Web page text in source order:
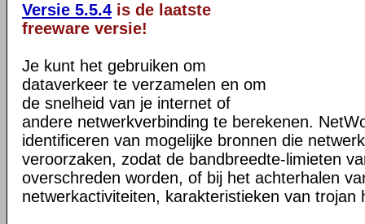
Versie 5.5.4 is de laatste
freeware versie!
Je kunt het gebruiken om
dataverkeer te verzamelen en om
de snelheid van je internet of
andere netwerkverbinding te berekenen.
identificeren van mogelijke bronnen die
veroorzaken, zodat de bandbreedte-limieten
overschreden worden, of bij het achterhalen
netwerkactiviteiten, karakteristieken van trojan